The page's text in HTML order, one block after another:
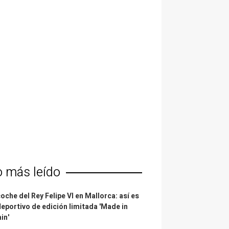
más leído
del Rey Felipe VI en Mallorca: así es
de edición limitada 'Made in